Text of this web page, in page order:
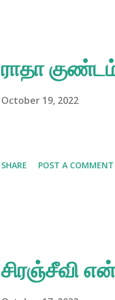
ராதா
October 19, 2022
SHARE POST A COMMENT
சிரஞ்சீவி